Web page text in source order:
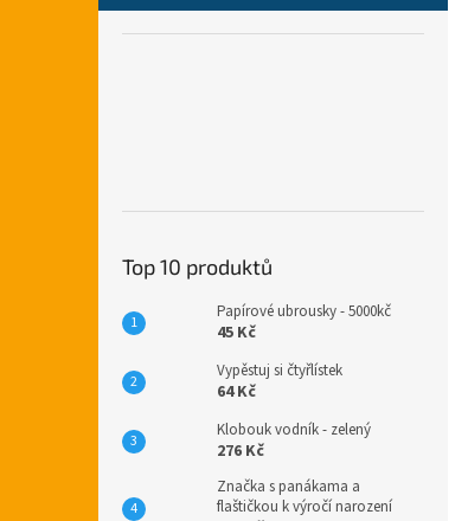
Top 10 produktů
Papírové ubrousky - 5000kč
45 Kč
Vypěstuj si čtyřlístek
64 Kč
Klobouk vodník - zelený
276 Kč
Značka s panákama a
flaštičkou k výročí narození